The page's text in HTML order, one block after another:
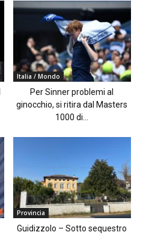
Italia / Mondo
Per Sinner problemi al
ginocchio, si ritira dal Masters
1000 di...
Provincia
Guidizzolo – Sotto sequestro